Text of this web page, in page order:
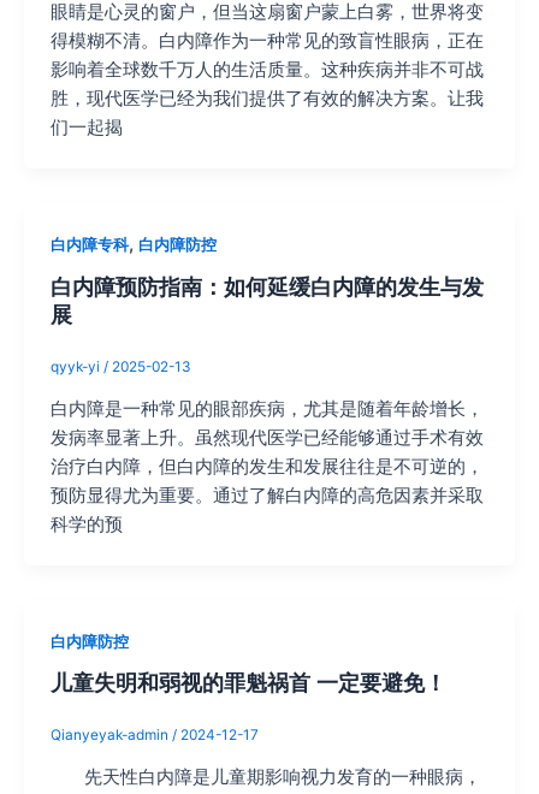
眼睛是心灵的窗户，但当这扇窗户蒙上白雾，世界将变
得模糊不清。白内障作为一种常见的致盲性眼病，正在
影响着全球数千万人的生活质量。这种疾病并非不可战
胜，现代医学已经为我们提供了有效的解决方案。让我
们一起揭
白内障专科, 白内障防控
白内障预防指南：如何延缓白内障的发生与发
展
qyyk-yi / 2025-02-13
白内障是一种常见的眼部疾病，尤其是随着年龄增长，
发病率显著上升。虽然现代医学已经能够通过手术有效
治疗白内障，但白内障的发生和发展往往是不可逆的，
预防显得尤为重要。通过了解白内障的高危因素并采取
科学的预
白内障防控
儿童失明和弱视的罪魁祸首 一定要避免！
Qianyeyak-admin / 2024-12-17
先天性白内障是儿童期影响视力发育的一种眼病，